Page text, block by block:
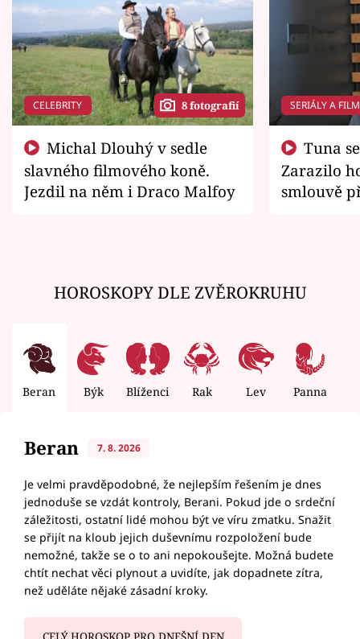
CELEBRITY 8 fotografií
slavného filmového koně.
Jezdil na něm i Draco Malfoy
SERIÁLY A
Zarazilo
smlouvě
HOROSKOPY DLE ZVĚROKRUHU
Beran Býk Blíženci Rak Lev Panna
Beran 7. 8. 2026
Je velmi pravděpodobné, že nejlepším řešením je dnes
jednoduše se vzdát kontroly, Berani. Pokud jde o srdeční
záležitosti, ostatní lidé mohou být ve víru zmatku. Snažit
se přijít na kloub jejich duševnímu rozpoložení bude
nemožné, takže se o to ani nepokoušejte. Možná budete
chtít nechat věci plynout a uvidíte, jak dopadnete zítra,
než uděláte nějaké zásadní kroky.